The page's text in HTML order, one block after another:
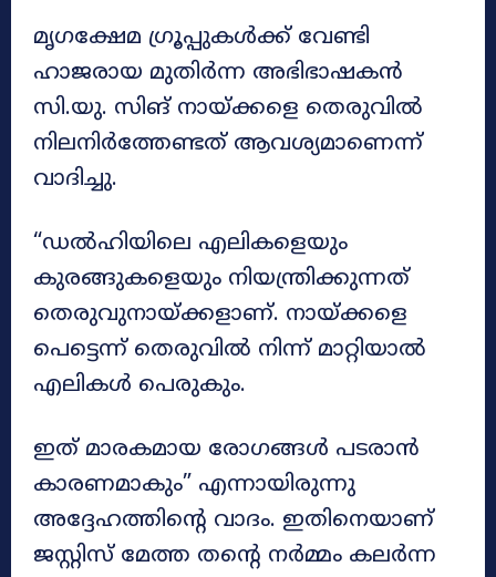
മൃഗക്ഷേമ ഗ്രൂപ്പുകൾക്ക് വേണ്ടി
ഹാജരായ മുതിർന്ന അഭിഭാഷകൻ
സി.യു. സിങ് നായ്ക്കളെ തെരുവിൽ
നിലനിർത്തേണ്ടത് ആവശ്യമാണെന്ന്
വാദിച്ചു.
“ഡൽഹിയിലെ എലികളെയും
കുരങ്ങുകളെയും നിയന്ത്രിക്കുന്നത്
തെരുവുനായ്ക്കളാണ്. നായ്ക്കളെ
പെട്ടെന്ന് തെരുവിൽ നിന്ന് മാറ്റിയാൽ
എലികൾ പെരുകും.
ഇത് മാരകമായ രോഗങ്ങൾ പടരാൻ
കാരണമാകും” എന്നായിരുന്നു
അദ്ദേഹത്തിന്റെ വാദം. ഇതിനെയാണ്
ജസ്റ്റിസ് മേത്ത തന്റെ നർമ്മം കലർന്ന